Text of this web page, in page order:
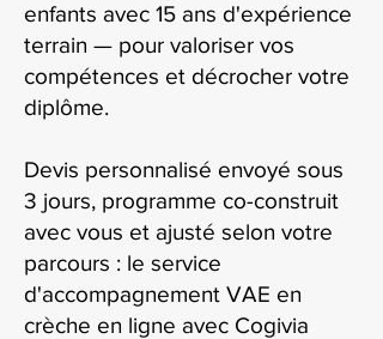
enfants avec 15 ans d'expérience
terrain — pour valoriser vos
compétences et décrocher votre
diplôme.
Devis personnalisé envoyé sous
3 jours, programme co-construit
avec vous et ajusté selon votre
parcours : le service
d'accompagnement VAE en
crèche en ligne avec Cogivia